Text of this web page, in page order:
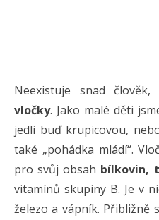
Neexistuje snad
vločky. Jako malé děti
jedli buď krupicovou,
také „pohádka mládí“.
pro svůj obsah bílkovin,
vitamínů skupiny B. Je v
železo a vápník. Přibližně